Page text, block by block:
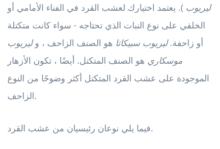
ليريوب ). يعتمد اختيارك لعشب القرد في الفناء الأمامي أو
الخلفي على نوع النبات الذي تحتاجه - سواء كانت متكتلة
أو زاحفة.ليريوب سبيكاتا هو الصنف الزاحف ، وليريوب
موسكاري هو الصنف المتكتل. أيضًا ، تكون الأزهار
الموجودة على عشب القرد المتكتل أكثر وضوحًا من النوع
الزاحف.
فيما يلي نوعان رئيسيان من عشب القرد.